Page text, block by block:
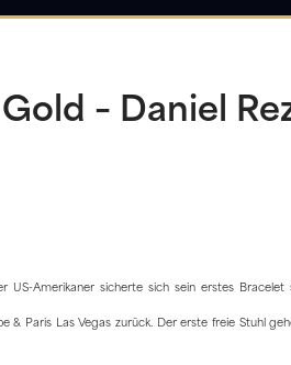
– Daniel
Amerikaner sicherte sich sein erstes Bracelet
& Paris Las Vegas zurück. Der erste freie Stuhl